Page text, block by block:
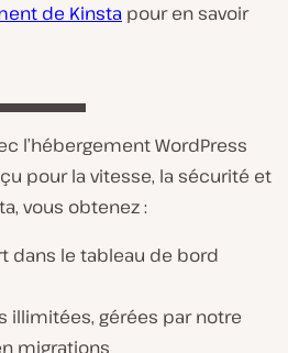
de Kinsta pour en savoir
l’hébergement WordPress
pour la vitesse, la sécurité et
vous obtenez :
dans le tableau de bord
illimitées, gérées par notre
migrations